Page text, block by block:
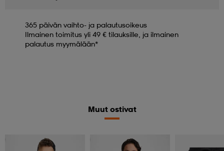
365 päivän vaihto- ja palautusoikeus
Ilmainen toimitus yli 49 € tilauksille, ja ilmainen
palautus myymälään*
Muut ostivat
Valitse 2, maksa 12,99 € Katso hintaa